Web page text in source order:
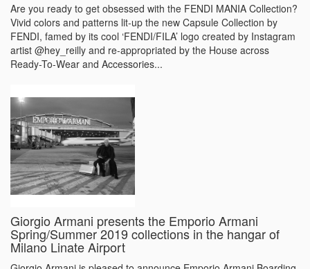
Are you ready to get obsessed with the FENDI MANIA Collection?
Vivid colors and patterns lit-up the new Capsule Collection by
FENDI, famed by its cool ‘FENDI/FILA’ logo created by Instagram
artist @hey_reilly and re-appropriated by the House across
Ready-To-Wear and Accessories...
Giorgio Armani presents the Emporio Armani
Spring/Summer 2019 collections in the hangar of
Milano Linate Airport